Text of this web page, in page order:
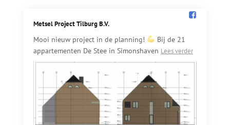
Metsel Project Tilburg B.V.️
Mooi nieuw project in de planning!
Bij de 21
appartementen De Stee in Simonshaven Lees verder